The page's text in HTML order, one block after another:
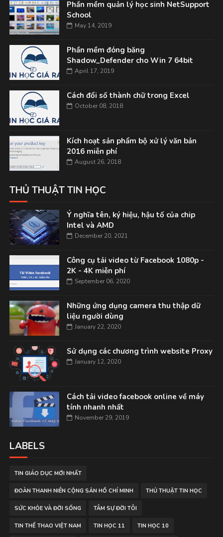
Phần mềm quản lý học sinh NetSupport
School
May 14, 2019
Phần mềm đóng băng
Shadow_Defender cho Win 7 64bit
April 17, 2019
Cách đổi số thành chữ trong Excel
October 08, 2018
Kích hoạt sản phẩm bộ xử lý văn bản
2016 miễn phí
August 26, 2018
THỦ THUẬT TIN HỌC
Ý nghĩa tên, ký hiệu, hậu tố của chip
Intel và AMD
December 20, 2021
Công cụ tải video từ Facebook 1080p -
2K - 4K miễn phí
September 06, 2020
Những ứng dụng camera thu thập dữ
liệu người dùng
January 22, 2020
Sử dụng các chương trình website Proxy
January 12, 2020
Cách tải video facebook online về máy
tính nhanh nhất
November 29, 2019
LABELS
TIN GIÁO DỤC MỚI NHẤT
ĐOÀN THANH NIÊN CỘNG SẢN HỒ CHÍ MINH THỦ THUẬT TIN HỌC
SỨC KHỎE VÀ ĐỜI SỐNG TÂM SỰ ĐỜI TÔI
TIN THỂ THAO VIỆT NAM TIN HỌC 11 TIN HỌC 10